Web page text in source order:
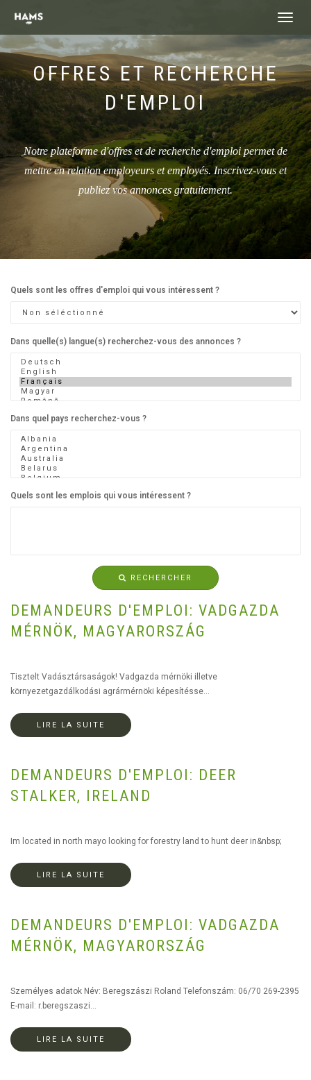
OFFRES ET RECHERCHE
D'EMPLOI
Notre plateforme d'offres et de recherche d'emploi permet de
mettre en relation employeurs et employés. Inscrivez-vous et
publiez vos annonces gratuitement.
Quels sont les offres d'emploi qui vous intéressent ?
Dans quelle(s) langue(s) recherchez-vous des annonces ?
Dans quel pays recherchez-vous ?
Quels sont les emplois qui vous intéressent ?
RECHERCHER
DEMANDEURS D'EMPLOI: VADGAZDA
MÉRNÖK, MAGYARORSZÁG
Tisztelt Vadásztársaságok! Vadgazda mérnöki illetve
környezetgazdálkodási agrármérnöki képesítésse...
LIRE LA SUITE
DEMANDEURS D'EMPLOI: DEER
STALKER, IRELAND
Im located in north mayo looking for forestry land to hunt deer in&nbsp;
LIRE LA SUITE
DEMANDEURS D'EMPLOI: VADGAZDA
MÉRNÖK, MAGYARORSZÁG
Személyes adatok Név: Beregszászi Roland Telefonszám: 06/70 269-2395
E-mail: r.beregszaszi...
LIRE LA SUITE